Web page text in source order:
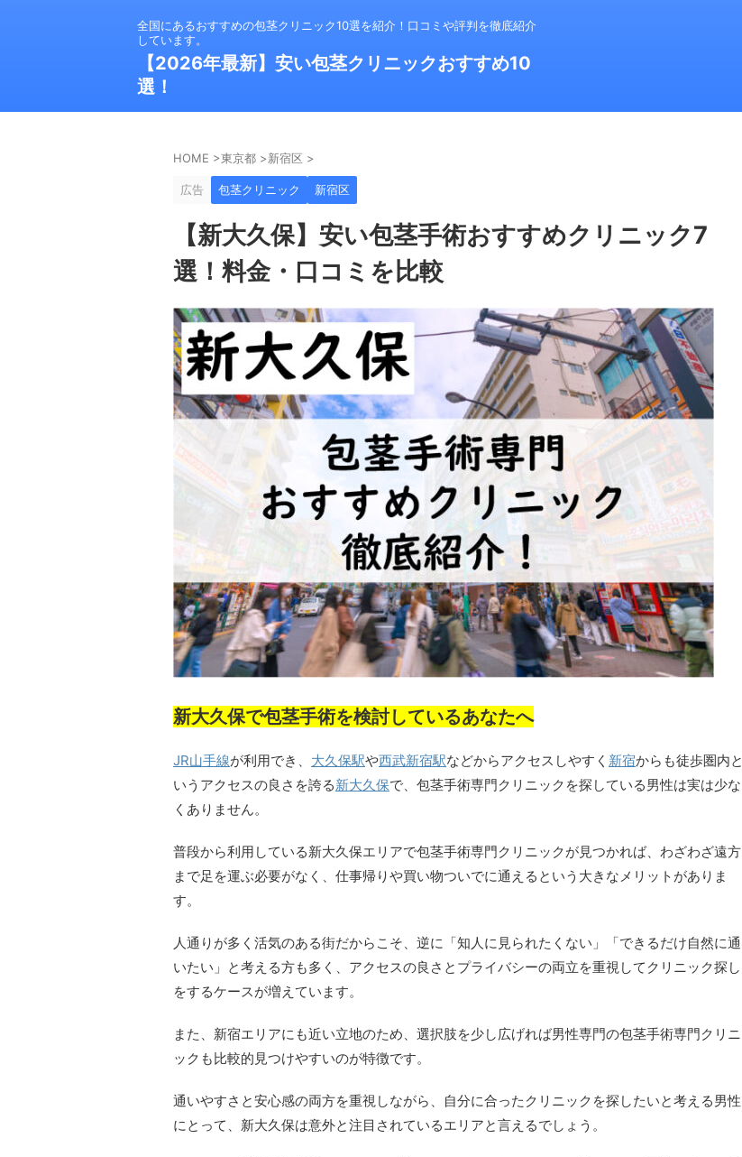
全国にあるおすすめの包茎クリニック10選を紹介！口コミや評判を徹底紹介
しています。
【2026年最新】安い包茎クリニックおすすめ10
選！
HOME >東京都 >新宿区 >
広告 包茎クリニック 新宿区
【新大久保】安い包茎手術おすすめクリニック7
選！料金・口コミを比較
新大久保で包茎手術を検討しているあなたへ
JR山手線が利用でき、 大久保駅や西武新宿駅などからアクセスしやすく 新宿からも徒歩圏内と
いうアクセスの良さを誇る新大久保で、包茎手術専門クリニックを探している男性は実は少な
くありません。
普段から利用している新大久保エリアで包茎手術専門クリニックが見つかれば、わざわざ遠方
まで足を運ぶ必要がなく、仕事帰りや買い物ついでに通えるという大きなメリットがありま
す。
人通りが多く活気のある街だからこそ、逆に「知人に見られたくない」「できるだけ自然に通
いたい」と考える方も多く、アクセスの良さとプライバシーの両立を重視してクリニック探し
をするケースが増えています。
また、新宿エリアにも近い立地のため、選択肢を少し広げれば男性専門の包茎手術専門クリニ
ックも比較的見つけやすいのが特徴です。
通いやすさと安心感の両方を重視しながら、自分に合ったクリニックを探したいと考える男性
にとって、新大久保は意外と注目されているエリアと言えるでしょう。